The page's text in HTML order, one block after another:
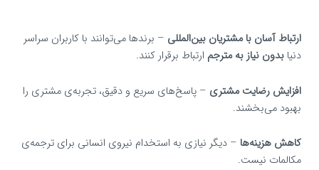
ارتباط آسان با مشتریان بین‌المللی – برندها می‌توانند با کاربران سراسر
دنیا بدون نیاز به مترجم ارتباط برقرار کنند.
افزایش رضایت مشتری – پاسخ‌های سریع و دقیق، تجربه‌ی مشتری را
بهبود می‌بخشند.
کاهش هزینه‌ها – دیگر نیازی به استخدام نیروی انسانی برای ترجمه‌ی
مکالمات نیست.